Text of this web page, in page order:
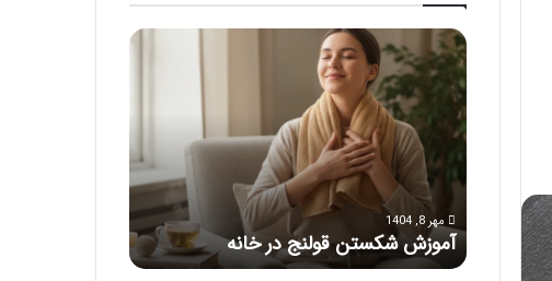
ماساژ
برای
بهبود
تمرکز
ذهنی؛
با
این
حواس‌جمع
شوید!
مرداد 6, 1404
ماساژ برای بهبود تمرکز ذهنی؛ با این
ماساژ حواس‌جمع شوید!
راهنمای
بعد
از